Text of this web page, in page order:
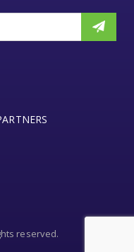
reserved.